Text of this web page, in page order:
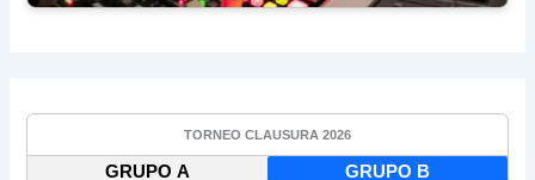
TORNEO CLAUSURA 2026
GRUPO A GRUPO B